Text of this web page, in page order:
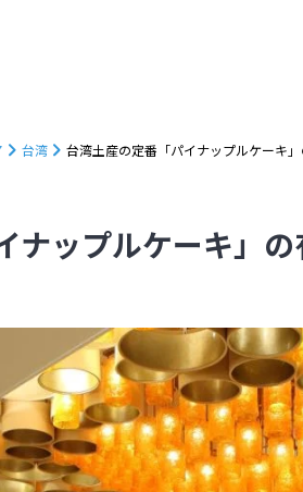
台湾 台湾土産の定番「パイナップルケーキ」
ナップルケーキ」の